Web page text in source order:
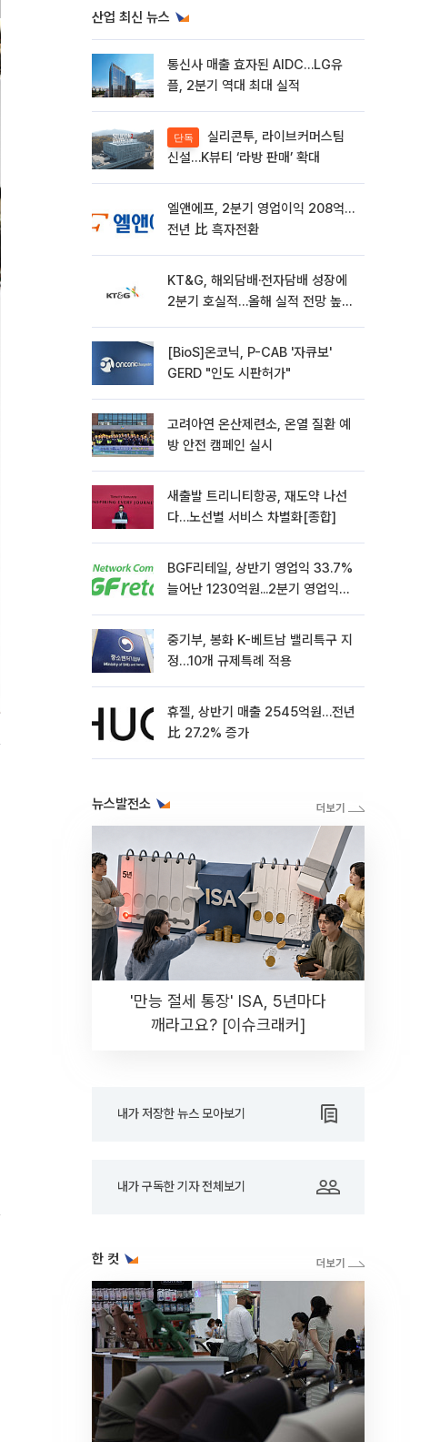
산업 최신 뉴스
통신사 매출 효자된 AIDC…LG유
플, 2분기 역대 최대 실적
단독
신설…K뷰티 ‘라방 판매’ 확대
엘앤에프, 2분기 영업이익 208억…
전년 比 흑자전환
KT&G, 해외담배·전자담배 성장에
2분기 호실적…올해 실적 전망 높였
[BioS]온코닉, P-CAB '자큐보'
GERD "인도 시판허가"
고려아연 온산제련소, 온열 질환 예
방 안전 캠페인 실시
새출발 트리니티항공, 재도약 나선
다…노선별 서비스 차별화[종합]
BGF리테일, 상반기 영업익 33.7%
늘어난 1230억원...2분기 영업익
중기부, 봉화 K-베트남 밸리특구 지
정…10개 규제특례 적용
휴젤, 상반기 매출 2545억원…전년
比 27.2% 증가
뉴스발전소
'만능 절세 통장' ISA, 5년마다
깨라고요? [이슈크래커]
내가 저장한 뉴스 모아보기
내가 구독한 기자 전체보기
한 컷